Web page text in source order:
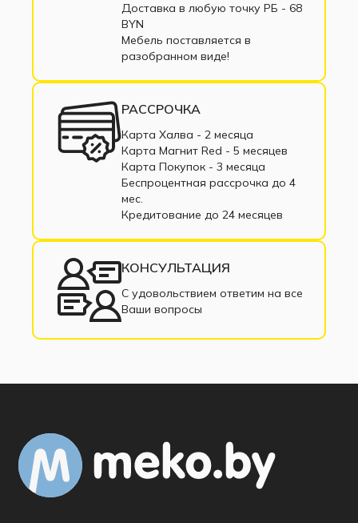
Доставка в любую точку РБ - 68
BYN
Мебель поставляется в
разобранном виде!
РАССРОЧКА
Карта Халва - 2 месяца
Карта Магнит Red - 5 месяцев
Карта Покупок - 3 месяца
Беспроцентная рассрочка до 4
мес.
Кредитование до 24 месяцев
КОНСУЛЬТАЦИЯ
С удовольствием ответим на все
Ваши вопросы